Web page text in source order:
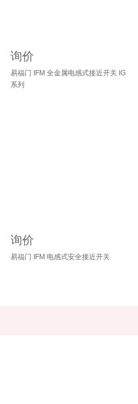
询价
易福门 IFM 全金属电感式接近开关 IG
系列
询价
易福门 IFM 电感式安全接近开关